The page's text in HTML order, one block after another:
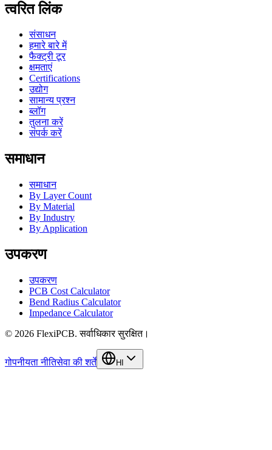
त्वरित लिंक
संसाधन
हमारे बारे में
फैक्ट्री टूर
क्षमताएं
Certifications
उद्योग
सामान्य प्रश्न
ब्लॉग
तुलना करें
संपर्क करें
समाधान
समाधान
By Layer Count
By Material
By Industry
By Application
उपकरण
उपकरण
PCB Cost Calculator
Bend Radius Calculator
Impedance Calculator
© 2026 FlexiPCB.सर्वाधिकार सुरक्षित।
गोपनीयता नीतिसेवा की शर्तें HI